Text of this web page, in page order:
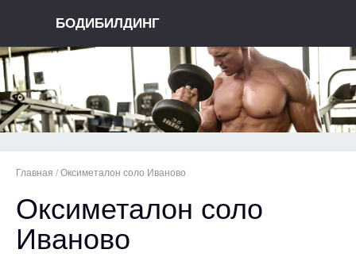
БОДИБИЛДИНГ
Главная / Оксиметалон соло Иваново
Оксиметалон соло
Иваново